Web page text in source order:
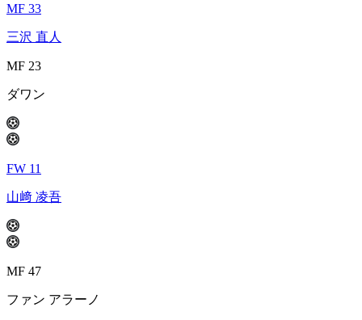
MF 33
三沢 直人
MF 23
ダワン
FW 11
山﨑 凌吾
MF 47
ファン アラーノ